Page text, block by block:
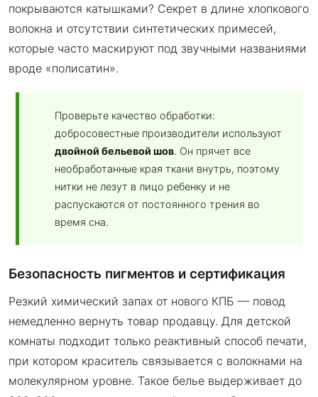
покрываются катышками? Секрет в длине хлопкового
волокна и отсутствии синтетических примесей,
которые часто маскируют под звучными названиями
вроде «полисатин».
Проверьте качество обработки:
добросовестные производители используют
двойной бельевой шов. Он прячет все
необработанные края ткани внутрь, поэтому
нитки не лезут в лицо ребенку и не
распускаются от постоянного трения во
время сна.
Безопасность пигментов и сертификация
Резкий химический запах от нового КПБ — повод
немедленно вернуть товар продавцу. Для детской
комнаты подходит только реактивный способ печати,
при котором краситель связывается с волокнами на
молекулярном уровне. Такое белье выдерживает до